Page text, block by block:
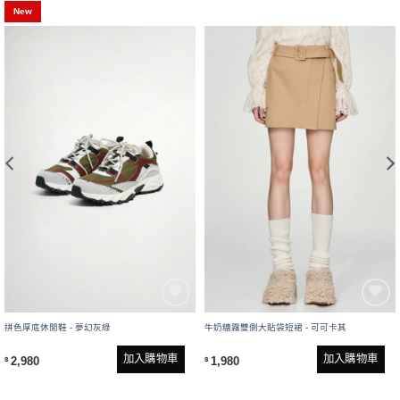
New
拼色厚底休閒鞋 - 夢幻灰綠
$ 2,980 加入購物車
牛奶糖霧雙側大貼袋短裙 - 可可卡其
$ 1,980 加入購物車